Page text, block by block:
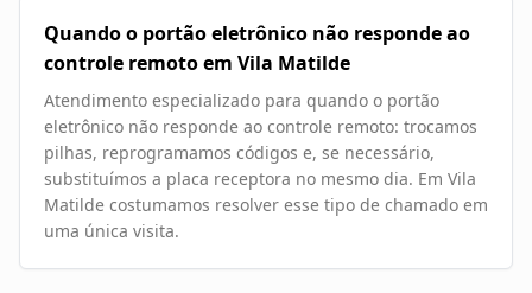
Quando o portão eletrônico não responde ao
controle remoto em Vila Matilde
Atendimento especializado para quando o portão
eletrônico não responde ao controle remoto: trocamos
pilhas, reprogramamos códigos e, se necessário,
substituímos a placa receptora no mesmo dia. Em Vila
Matilde costumamos resolver esse tipo de chamado em
uma única visita.